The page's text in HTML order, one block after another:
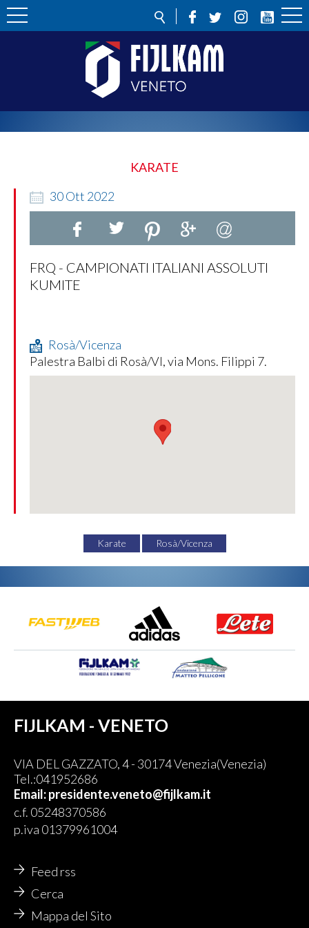
KARATE
30Ott 2022
FRQ - CAMPIONATI ITALIANI ASSOLUTI
KUMITE
Rosà/Vicenza
Palestra Balbi di Rosà/VI, via Mons. Filippi 7.
Karate Rosà/Vicenza
FIJLKAM - VENETO
VIA DEL GAZZATO, 4 - 30174 Venezia(Venezia)
Tel.:041952686
Email: presidente.veneto@fijlkam.it
c.f. 05248370586
p.iva 01379961004
Feed rss
Cerca
Mappa del Sito